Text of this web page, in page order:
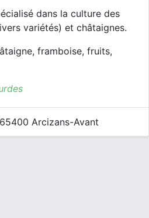
dans la culture des
variétés) et châtaignes.
framboise, fruits,
Arcizans-Avant